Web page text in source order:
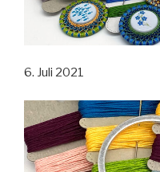
6. Juli 2021